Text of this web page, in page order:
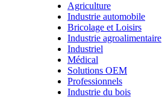
Agriculture
Industrie automobile
Bricolage et Loisirs
Industrie agroalimentaire
Industriel
Médical
Solutions OEM
Professionnels
Industrie du bois